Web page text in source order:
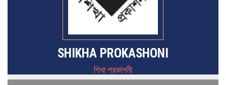
SHIKHA PROKASHONI
শিখা প্রকাশনী